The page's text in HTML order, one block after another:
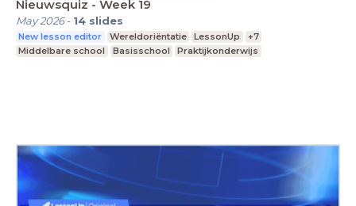
Nieuwsquiz - Week 19
May 2026- 14 slides
New lesson editor Wereldoriëntatie LessonUp
+7
Middelbare school
Basisschool Praktijkonderwijs